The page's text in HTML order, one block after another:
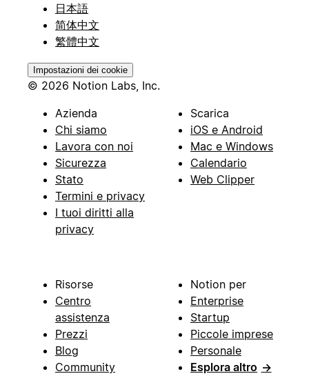
日本語
简体中文
繁體中文
Impostazioni dei cookie
© 2026 Notion Labs, Inc.
Azienda
Chi siamo
Lavora con noi
Sicurezza
Stato
Termini e privacy
I tuoi diritti alla
privacy
Scarica
iOS e Android
Mac e Windows
Calendario
Web Clipper
Risorse
Centro
assistenza
Prezzi
Blog
Community
Notion per
Enterprise
Startup
Piccole imprese
Personale
Esplora altro →